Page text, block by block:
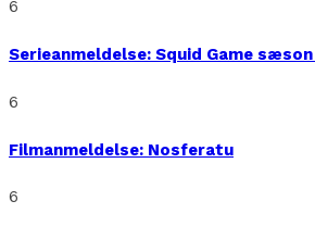
6
Serieanmeldelse: Squid Game sæson
6
Filmanmeldelse: Nosferatu
6